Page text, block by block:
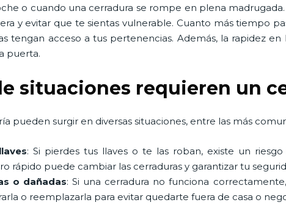
o cuando una cerradura se rompe en plena
y evitar que te sientas vulnerable. Cuanto más tiempo
tengan acceso a tus pertenencias. Además, la rapidez
puerta.
situaciones requieren un
pueden surgir en diversas situaciones, entre las más
: Si pierdes tus llaves o te las roban, existe un
rápido puede cambiar las cerraduras y garantizar tu
o dañadas: Si una cerradura no funciona
o reemplazarla para evitar quedarte fuera de casa o